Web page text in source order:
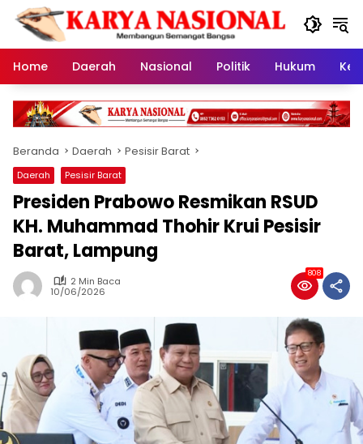
Langsung
konten
Home
Daerah Nasional Politik Hukum
Beranda Daerah Pesisir Barat
Daerah Pesisir Barat
Presiden Prabowo Resmikan RSUD
KH. Muhammad Thohir Krui Pesisir
Barat, Lampung
2 Min Baca
10/06/2026
808